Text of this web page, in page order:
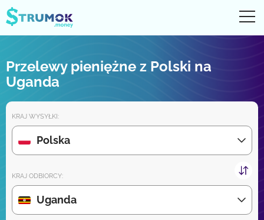
Przelewy pieniężne
Digital konto
Recenzje partnerów
Wkrótce pobierz aplikację na iPhone'a i Androida:
Przelewy pieniężne z Polski na
Uganda
KRAJ WYSYŁKI:
Polska
KRAJ ODBIORCY:
Uganda